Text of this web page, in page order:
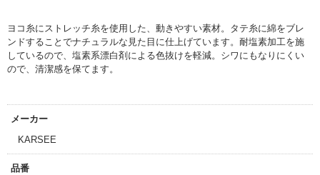
ヨコ糸にストレッチ糸を使用した、動きやすい素材。 タテ糸に綿をブレ
ンドすることでナチュラルな見た目に仕上げています。 耐塩素加工を施
しているので、塩素系漂白剤による色抜けを軽減。 シワにもなりにくい
ので、清潔感を保てます。
メーカー
KARSEE
品番